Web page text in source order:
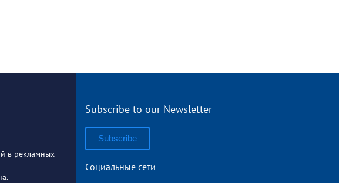
в рекламных
Subscribe to our Newsletter
Subscribe
Социальные сети